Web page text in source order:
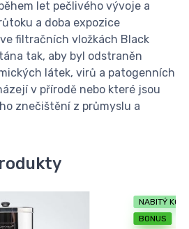
let pečlivého vývoje a
a doba expozice
filtračních vložkách Black
tak, aby byl odstraněn
látek, virů a patogenních
v přírodě nebo které jsou
znečištění z průmyslu a
NABITÝ
BONUS